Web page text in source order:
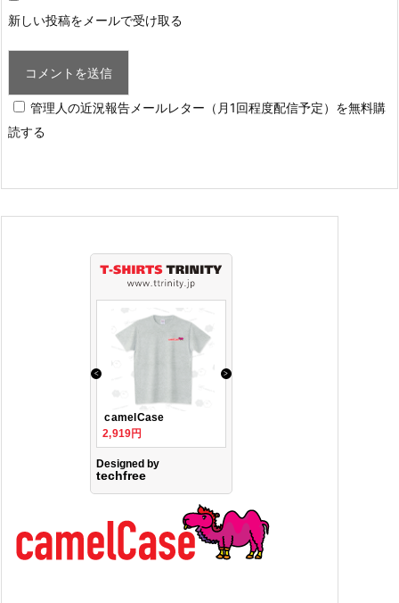
新しい投稿をメールで受け取る
管理人の近況報告メールレター（月1回程度配信予定）を無料購
読する